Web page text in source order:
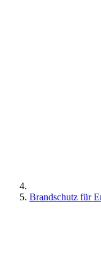
Brandschutz für